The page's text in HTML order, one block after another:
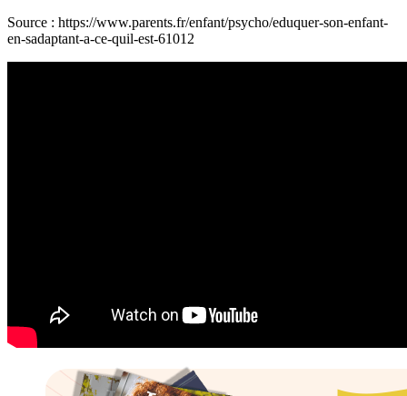
Source : https://www.parents.fr/enfant/psycho/eduquer-son-enfant-
en-sadaptant-a-ce-quil-est-61012